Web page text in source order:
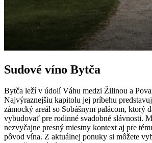
Sudové víno Bytča
Bytča leží v údolí Váhu medzi Žilinou a
Najvýraznejšiu kapitolu jej príbehu
zámocký areál so Sobášnym palácom, ktorý
vybudovať pre rodinné svadobné slávnosti.
nezvyčajne presný miestny kontext aj pre
pôvod vína. Z aktuálnej ponuky si môžete